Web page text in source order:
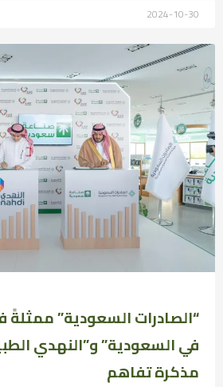
2024-10-30
“الصادرات السعودية” ممثلةً
في السعودية” و”النهدي
مذكرة تفاهم